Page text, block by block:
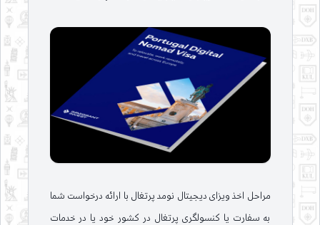
مراحل اخذ ویزای دیجیتال نومد پرتغال با ارائه درخواست شما
به سفارت یا کنسولگری پرتغال در کشور خود یا در خدمات